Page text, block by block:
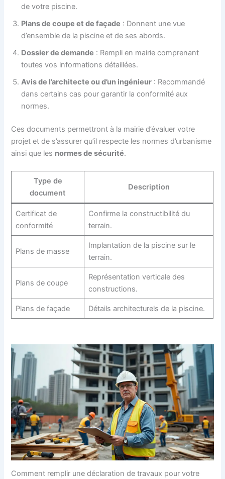
de votre piscine.
Plans de coupe et de façade : Donnent une vue
d’ensemble de la piscine et de ses abords.
Dossier de demande : Rempli en mairie comprenant
toutes vos informations détaillées.
Avis de l’architecte ou d’un ingénieur : Recommandé
dans certains cas pour garantir la conformité aux
normes.
Ces documents permettront à la mairie d’évaluer votre
projet et de s’assurer qu’il respecte les normes d’urbanisme
ainsi que les normes de sécurité.
Type de
document
Description
Certificat de
conformité
Confirme la constructibilité du
terrain.
Plans de masse
Implantation de la piscine sur le
terrain.
Plans de coupe
Représentation verticale des
constructions.
Plans de façade Détails architecturels de la piscine.
Comment remplir une déclaration de travaux pour votre